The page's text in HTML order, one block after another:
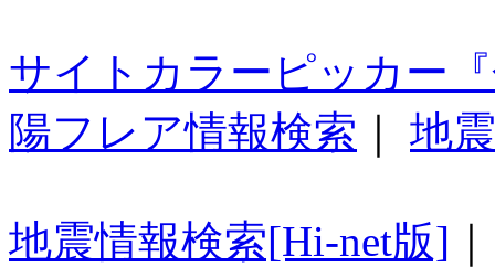
サイトカラーピッカー
陽フレア情報検索
地
地震情報検索[Hi-net版]